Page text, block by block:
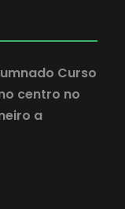
Curso
centro no
a